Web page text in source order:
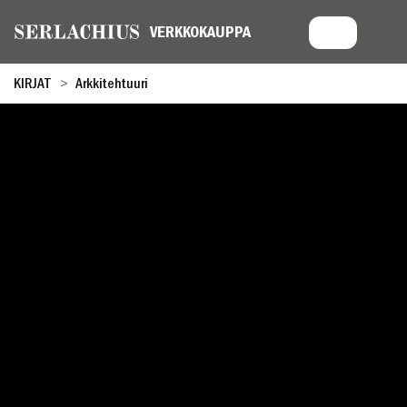
KIRJAT Arkkitehtuuri